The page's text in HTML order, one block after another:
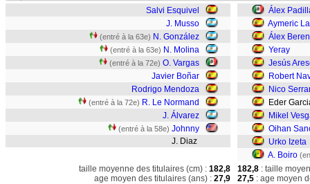
Salvi Esquivel
J. Musso
(entré à la 63e) N. González
(entré à la 63e) N. Molina
(entré à la 72e) O. Vargas
Javier Boñar
Rodrigo Mendoza
(entré à la 72e) R. Le Normand
J. Álvarez
(entré à la 58e) Johnny
J. Diaz
Álex
Aymeric
Álex
Yeray
Jesús
Robert
Nico
Eder
Mikel
Oihan
Urko Izeta
A. Boiro
taille moyenne des titulaires (cm) : 182,8
age moyen des titulaires (ans) : 27,9
182,8 : taille
27,5 : age moyen